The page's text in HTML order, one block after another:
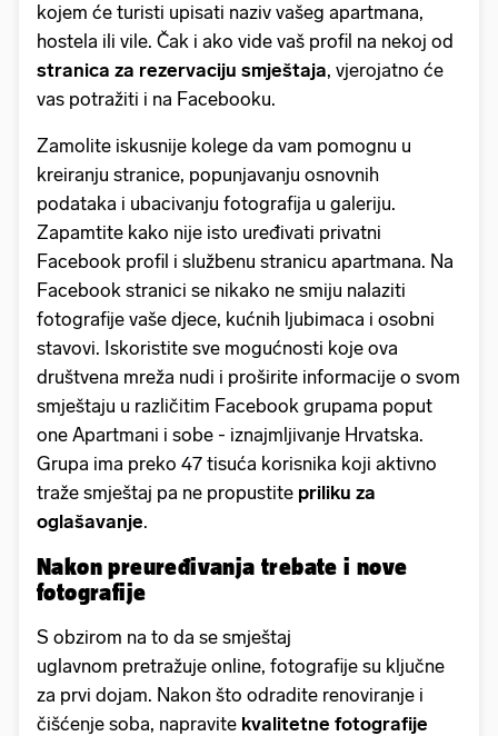
kojem će turisti upisati naziv vašeg apartmana,
hostela ili vile. Čak i ako vide vaš profil na nekoj od
stranica za rezervaciju smještaja, vjerojatno će
vas potražiti i na Facebooku.
Zamolite iskusnije kolege da vam pomognu u
kreiranju stranice, popunjavanju osnovnih
podataka i ubacivanju fotografija u galeriju.
Zapamtite kako nije isto uređivati privatni
Facebook profil i službenu stranicu apartmana. Na
Facebook stranici se nikako ne smiju nalaziti
fotografije vaše djece, kućnih ljubimaca i osobni
stavovi. Iskoristite sve mogućnosti koje ova
društvena mreža nudi i proširite informacije o svom
smještaju u različitim Facebook grupama poput
one Apartmani i sobe - iznajmljivanje Hrvatska.
Grupa ima preko 47 tisuća korisnika koji aktivno
traže smještaj pa ne propustite priliku za
oglašavanje.
Nakon preuređivanja trebate i nove
fotografije
S obzirom na to da se smještaj
uglavnom pretražuje online, fotografije su ključne
za prvi dojam. Nakon što odradite renoviranje i
čišćenje soba, napravite kvalitetne fotografije